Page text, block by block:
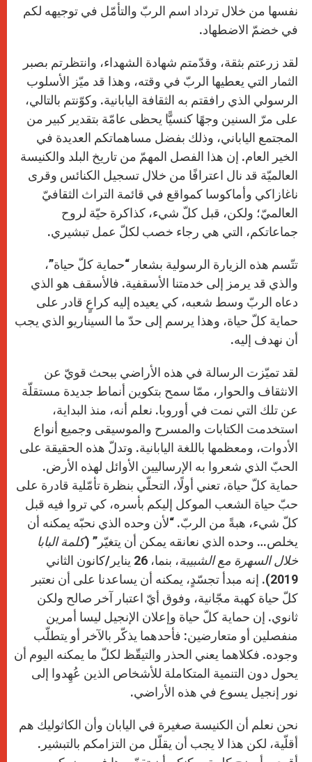
نفسها من خلال ترداد اسم الربّ والتأمّل في توجيهه لكم
في خضمّ الاضطهاد.
لقد زرعتم بثقة، وقدّمتم شهادة الشهداء، وانتظرتم بصبر
الثمار التي يعطيها الربّ في وقته، وهذا قد ميّز الأسلوب
الرسولي الذي رافقتم به الثقافة اليابانية. وكوّنتم بالتالي،
على مرّ السنين وجهًا كنسيًّا يحظى عامّة بتقدير كبير من
المجتمع الياباني، وذلك بفضل مساهماتكم العديدة في
الخير العام. إن هذا الفصل المهمّ من تاريخ البلد والكنيسة
العالميّة قد نال اعترافًا من خلال تسجيل الكنائس وقرى
ناغازاكي وأماكوسا كمواقع في قائمة التراث الثقافيّ
العالميّ؛ ولكن، قبل كلّ شيء، كذاكرة حيّة لروح
جماعاتكم، التي هي رجاء خصب لكلّ عمل تبشيري.
تتّسم هذه الزيارة الرسولية بشعار “حماية كلّ حياة”،
والذي قد يرمز إلى خدمتنا الأسقفية. فالأسقف هو الذي
دعاه الربّ وسط شعبه، كي يعيده إليه كراعٍ قادر على
حماية كلّ حياة، وهذا يرسم إلى حدّ ما السيناريو الذي يجب
أن نهدف إليه.
لقد تميّزت الرسالة في هذه الأراضي ببحث قويّ عن
الانثقاف والحوار، ممّا سمح بتكوين أنماط جديدة مستقلّة
عن تلك التي نمت في أوروبا. نعلم أنه، منذ البداية،
استخدمت الكتابات والمسرح والموسيقى وجميع أنواع
الأدوات، ومعظمها باللغة اليابانية. وتدلّ هذه الحقيقة على
الحبّ الذي شعروا به الإرساليين الأوائل لهذه الأرض.
حماية كلّ حياة، تعني أولًا، التحلّي بنظرة تأمّلية قادرة على
حبّ حياة الشعب الموكل إليكم بأسره، كي تروا فيه قبل
كلّ شيء، هبةً من الربّ. “لأن وحده الذي نحبّه يمكنه أن
يخلص… وحده الذي نعانقه يمكن أن يتغيّر” (كلمة البابا
خلال السهرة مع الشبيبة
، بنما، 26 يناير/كانون الثاني
2019). إنه مبدأ تجسّدٍ، يمكنه أن يساعدنا على أن نعتبر
كلّ حياة كهبة مجّانية، وفوق أيّ اعتبار آخر صالح ولكن
ثانوي. إن حماية كلّ حياة وإعلان الإنجيل ليسا أمرين
منفصلين أو متعارضين: فأحدهما يذكّر بالآخر أو يتطلّب
وجوده. فكلاهما يعني الحذر والتيقّظ لكلّ ما يمكنه اليوم أن
يحول دون التنمية المتكاملة للأشخاص الذين عُهِدوا إلى
نور إنجيل يسوع في هذه الأراضي.
نحن نعلم أن الكنيسة صغيرة في اليابان وأن الكاثوليك هم
أقلّية، لكن هذا لا يجب أن يقلّل من التزامكم بالتبشير.